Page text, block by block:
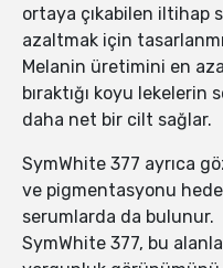
ortaya çıkabilen iltihap
azaltmak için
Melanin üretimini en
bıraktığı koyu lekelerin
daha net bir cilt sağlar.
SymWhite 377 ayrıca
ve pigmentasyonu
serumlarda da bulunur.
SymWhite 377, bu